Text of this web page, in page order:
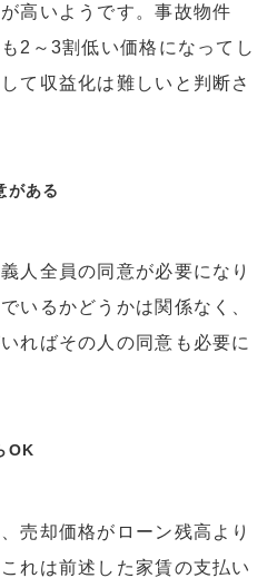
高いようです。事故物件
2～3割低い価格になってし
て収益化は難しいと判断さ
がある
人全員の同意が必要になり
いるかどうかは関係なく、
ればその人の同意も必要に
OK
売却価格がローン残高より
れは前述した家賃の支払い